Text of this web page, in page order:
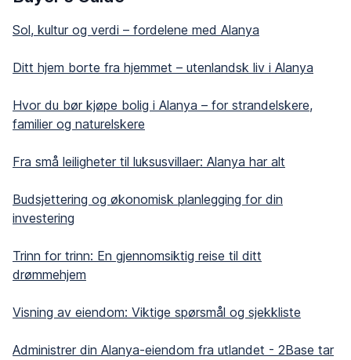
Sol, kultur og verdi – fordelene med Alanya
Ditt hjem borte fra hjemmet – utenlandsk liv i Alanya
Hvor du bør kjøpe bolig i Alanya – for strandelskere,
familier og naturelskere
Fra små leiligheter til luksusvillaer: Alanya har alt
Budsjettering og økonomisk planlegging for din
investering
Trinn for trinn: En gjennomsiktig reise til ditt
drømmehjem
Visning av eiendom: Viktige spørsmål og sjekkliste
Administrer din Alanya-eiendom fra utlandet - 2Base tar